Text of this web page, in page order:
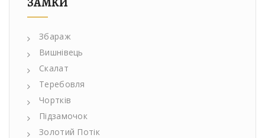
Збараж
Вишнівець
Скалат
Теребовля
Чортків
Підзамочок
Золотий Потік